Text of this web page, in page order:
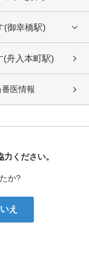
(御幸橋駅)
(舟入本町駅)
医情報
ください。
か?
え